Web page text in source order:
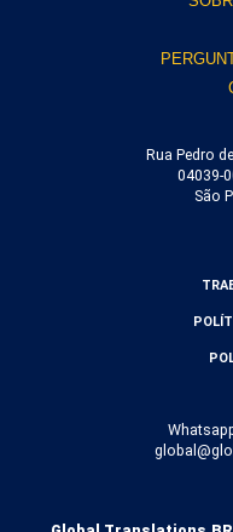
Rua Pedro
04039-
São